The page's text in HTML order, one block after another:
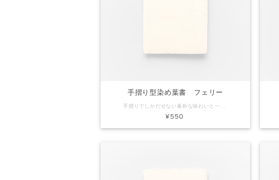
手摺り型染め葉書 フェリー
¥550